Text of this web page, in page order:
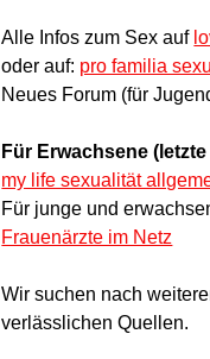
Alle Infos zum Sex auf
oder auf: pro familia
Neues Forum (für
Für Erwachsene
my life sexualität
Für junge und
Frauenärzte im Netz
Wir suchen nach
verlässlichen Quellen.